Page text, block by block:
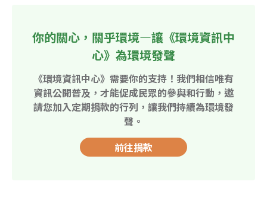
你的關心，關乎環境—讓《環境資訊中
心》為環境發聲
《環境資訊中心》需要你的支持！我們相信唯有
資訊公開普及，才能促成民眾的參與和行動，邀
請您加入定期捐款的行列，讓我們持續為環境發
聲。
前往捐款